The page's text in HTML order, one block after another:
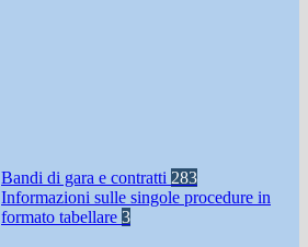
Bandi di gara e contratti 283
Informazioni sulle singole procedure in
formato tabellare 3